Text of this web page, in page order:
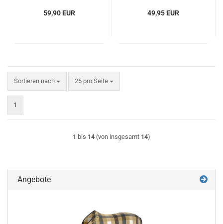
59,90 EUR 49,95 EUR
Sortieren nach
Sortieren nach 25 pro Seite
pro Seite
1
1 bis 14 (von insgesamt 14)
Angebote